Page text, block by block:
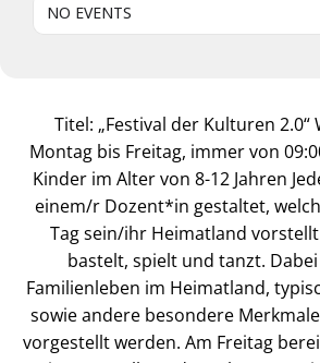
NO EVENTS
Titel: „Festival der Kulturen 2.0“
Montag bis Freitag, immer von
Kinder im Alter von 8-12 Jahren
einem/r Dozent*in gestaltet,
Tag sein/ihr Heimatland
bastelt, spielt und tanzt.
Familienleben im Heimatland,
sowie andere besondere
vorgestellt werden. Am Freitag